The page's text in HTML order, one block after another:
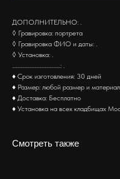
ДОПОЛНИТЕЛЬНО: .
◊ Гравировка: портрета
◊ Гравировка ФИО и даты: .
◊ Установка: .
........................................: .
♦ Срок изготовления: 30 дней
♦ Размер: любой размер и материал
♦ Доставка: Бесплатно
♦ Установка на всех кладбищах
Смотреть также